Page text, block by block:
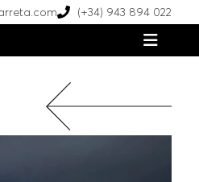
(+34) 943 894 022